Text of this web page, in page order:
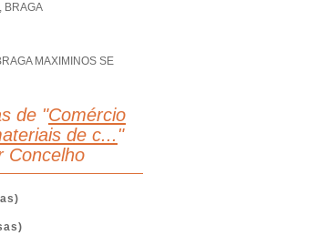
BRAGA
MAXIMINOS SE
de "Comércio
de c... "
Concelho